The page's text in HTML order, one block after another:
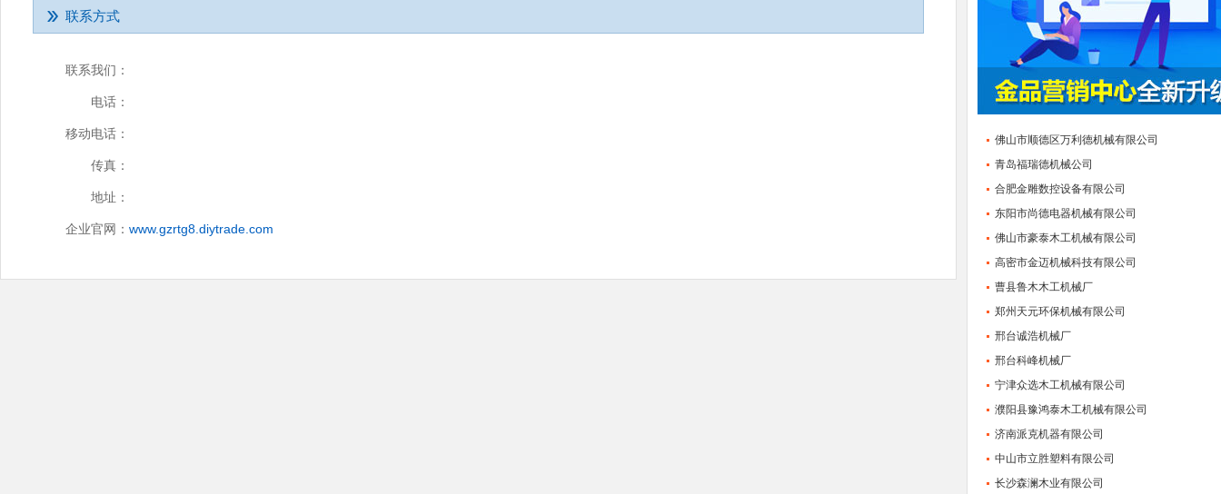
联系方式
联系我们：
电话：
移动电话：
传真：
地址：
企业官网： www.gzrtg8.diytrade.com
佛山市顺德区万利德机械有限公司
青岛福瑞德机械公司
合肥金雕数控设备有限公司
东阳市尚德电器机械有限公司
佛山市豪泰木工机械有限公司
高密市金迈机械科技有限公司
曹县鲁木木工机械厂
郑州天元环保机械有限公司
邢台诚浩机械厂
邢台科峰机械厂
宁津众选木工机械有限公司
濮阳县豫鸿泰木工机械有限公司
济南派克机器有限公司
中山市立胜塑料有限公司
长沙森澜木业有限公司